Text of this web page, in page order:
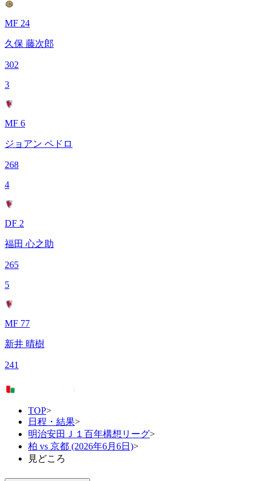
MF 24
久保 藤次郎
302
3
MF 6
ジョアン ペドロ
268
4
DF 2
福田 心之助
265
5
MF 77
新井 晴樹
241
TOP>
日程・結果>
明治安田Ｊ１百年構想リーグ>
柏 vs 京都 (2026年6月6日)>
見どころ